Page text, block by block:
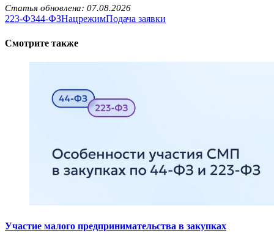
Статья обновлена: 07.08.2026
223-ФЗ44-ФЗНацрежимПодача заявки
Смотрите также
Участие малого предпринимательства в закупках